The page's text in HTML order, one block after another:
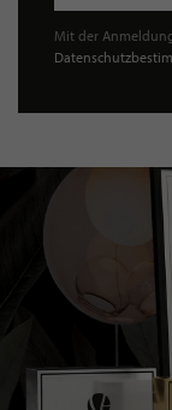
Mit der